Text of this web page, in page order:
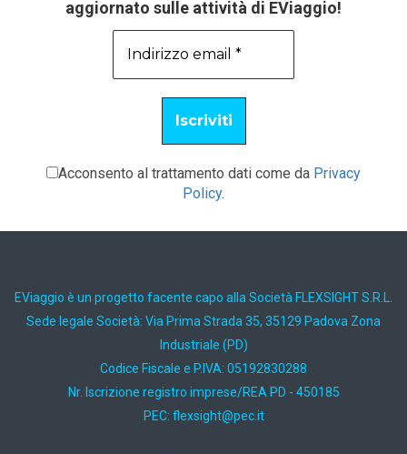
aggiornato sulle attività di EViaggio!
Acconsento al trattamento dati come da Privacy
Policy.
EViaggio è un progetto facente capo alla Società FLEXSIGHT S.R.L.
Sede legale Società: Via Prima Strada 35, 35129 Padova Zona
Industriale (PD)
Codice Fiscale e P.IVA: 05192830288
Nr. Iscrizione registro imprese/REA PD - 450185
PEC: ti.cep@thgisxelf